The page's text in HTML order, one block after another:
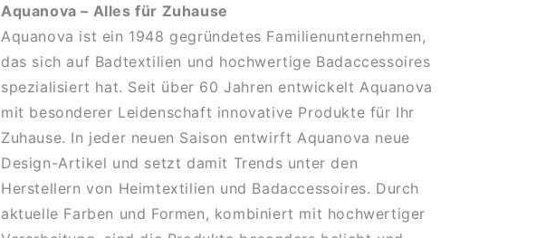
Aquanova – Alles für Zuhause
Aquanova ist ein 1948 gegründetes Familienunternehmen,
das sich auf Badtextilien und hochwertige Badaccessoires
spezialisiert hat. Seit über 60 Jahren entwickelt Aquanova
mit besonderer Leidenschaft innovative Produkte für Ihr
Zuhause. In jeder neuen Saison entwirft Aquanova neue
Design-Artikel und setzt damit Trends unter den
Herstellern von Heimtextilien und Badaccessoires. Durch
aktuelle Farben und Formen, kombiniert mit hochwertiger